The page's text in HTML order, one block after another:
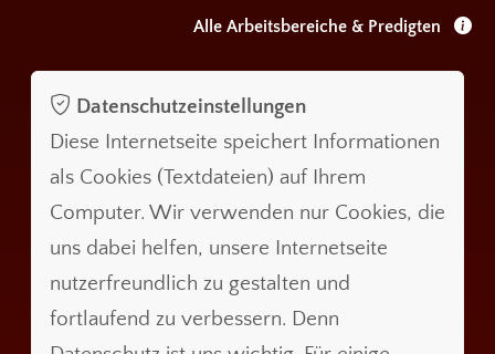
Alle Arbeitsbereiche & Predigten
Datenschutzeinstellungen
Diese Internetseite speichert Informationen
als Cookies (Textdateien) auf Ihrem
Computer. Wir verwenden nur Cookies, die
uns dabei helfen, unsere Internetseite
nutzerfreundlich zu gestalten und
fortlaufend zu verbessern. Denn